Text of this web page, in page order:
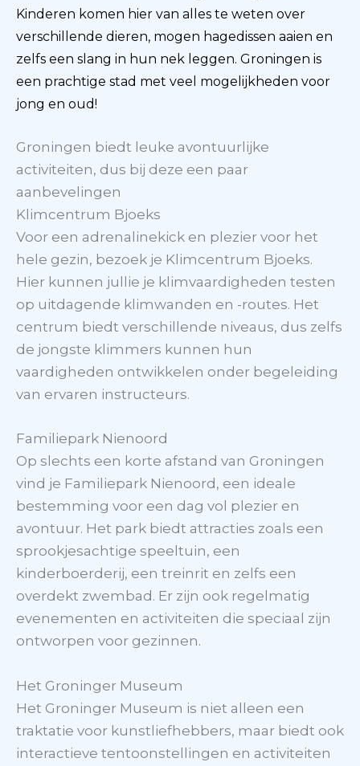
Kinderen komen hier van alles te weten over
verschillende dieren, mogen hagedissen aaien en
zelfs een slang in hun nek leggen. Groningen is
een prachtige stad met veel mogelijkheden voor
jong en oud!
Groningen biedt leuke avontuurlijke
activiteiten, dus bij deze een paar
aanbevelingen
Klimcentrum Bjoeks
Voor een adrenalinekick en plezier voor het
hele gezin, bezoek je Klimcentrum Bjoeks.
Hier kunnen jullie je klimvaardigheden testen
op uitdagende klimwanden en -routes. Het
centrum biedt verschillende niveaus, dus zelfs
de jongste klimmers kunnen hun
vaardigheden ontwikkelen onder begeleiding
van ervaren instructeurs.
Familiepark Nienoord
Op slechts een korte afstand van Groningen
vind je Familiepark Nienoord, een ideale
bestemming voor een dag vol plezier en
avontuur. Het park biedt attracties zoals een
sprookjesachtige speeltuin, een
kinderboerderij, een treinrit en zelfs een
overdekt zwembad. Er zijn ook regelmatig
evenementen en activiteiten die speciaal zijn
ontworpen voor gezinnen.
Het Groninger Museum
Het Groninger Museum is niet alleen een
traktatie voor kunstliefhebbers, maar biedt ook
interactieve tentoonstellingen en activiteiten